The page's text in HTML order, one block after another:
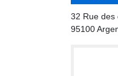
32 Rue des
95100